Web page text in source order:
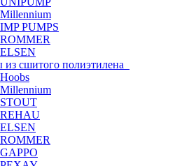
Millennium
IMP PUMPS
ROMMER
ELSEN
из сшитого полиэтилена
Hoobs
Millennium
STOUT
REHAU
ELSEN
ROMMER
GAPPO